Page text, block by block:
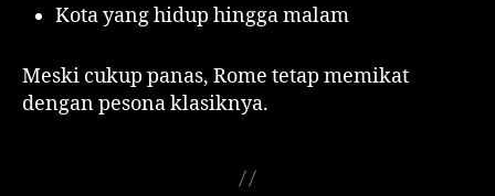
Kota yang hidup hingga malam
Meski cukup panas, Rome tetap memikat
dengan pesona klasiknya.